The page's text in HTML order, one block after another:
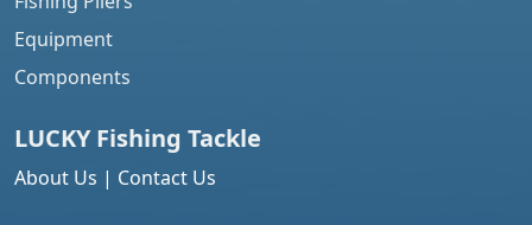
Equipment
Components
LUCKY Fishing Tackle
About Us | Contact Us